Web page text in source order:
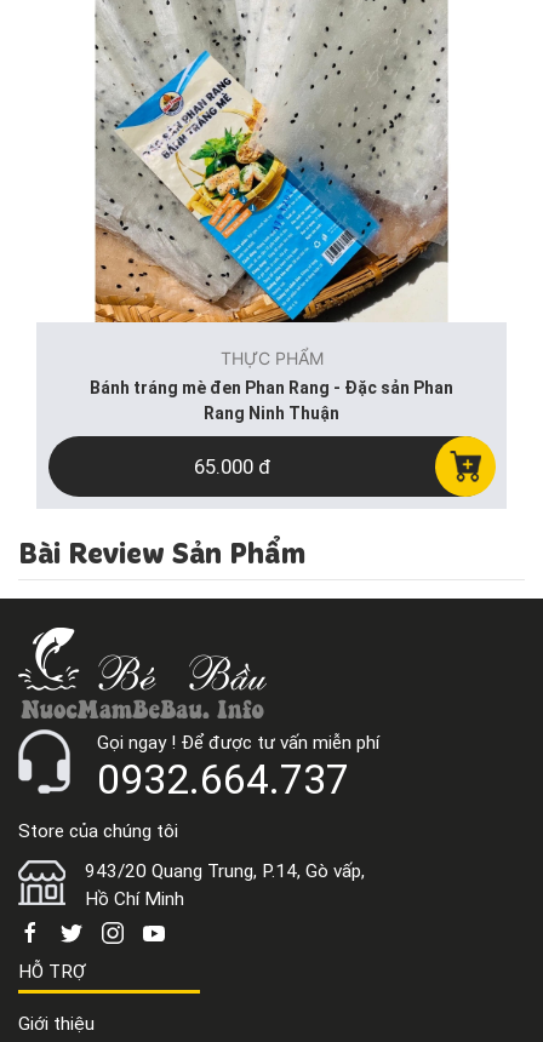
THỰC PHẨM
Bánh tráng mè đen Phan Rang - Đặc sản Phan
Rang Ninh Thuận
65.000 đ
Bài Review Sản Phẩm
Gọi ngay ! Để được tư vấn miễn phí
0932.664.737
Store của chúng tôi
943/20 Quang Trung, P.14, Gò vấp,
Hồ Chí Minh
HỖ TRỢ
Giới thiệu